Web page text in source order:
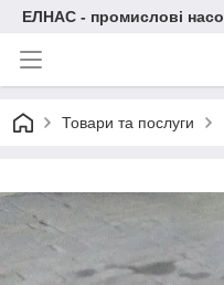
ЕЛНАС - промислові
Товари та послуги